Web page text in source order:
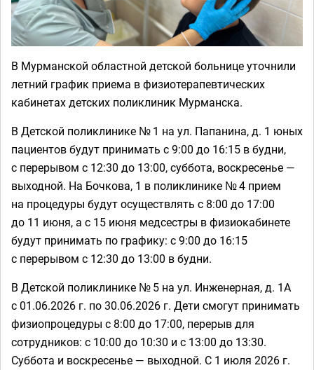
В Мурманской областной детской больнице уточнили
летний график приема в физиотерапевтических
кабинетах детских поликлиник Мурманска.
В Детской поликлинике № 1 на ул. Папанина, д. 1 юных
пациентов будут принимать с 9:00 до 16:15 в будни,
с перерывом с 12:30 до 13:00, суббота, воскресенье —
выходной. На Бочкова, 1 в поликлинике № 4 прием
на процедуры будут осуществлять с 8:00 до 17:00
до 11 июня, а с 15 июня медсестры в физиокабинете
будут принимать по графику: с 9:00 до 16:15
с перерывом с 12:30 до 13:00 в будни.
В Детской поликлинике № 5 на ул. Инженерная, д. 1А
с 01.06.2026 г. по 30.06.2026 г. Дети смогут принимать
физиопроцедуры с 8:00 до 17:00, перерыв для
сотрудников: с 10:00 до 10:30 и с 13:00 до 13:30.
Суббота и воскресенье — выходной. С 1 июля 2026 г.